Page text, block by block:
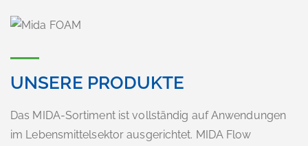
UNSERE PRODUKTE
Das MIDA-Sortiment ist vollständig auf Anwendungen
im Lebensmittelsektor ausgerichtet. MIDA Flow